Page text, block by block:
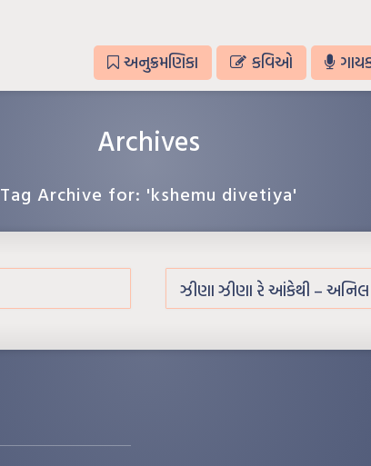
અનુક્રમણિકા કવિઓ
Archives
Tag Archive for: 'kshemu divetiya'
ઝીણા ઝીણા રે આંકેથી – અનિલ